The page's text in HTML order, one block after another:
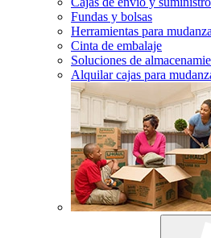
Fundas y bolsas
Herramientas para
Cinta de embalaje
Soluciones de
Alquilar cajas para